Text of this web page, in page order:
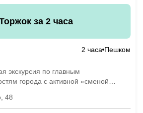
за 2 часа
2 часа Пешком
экскурсия по главным
города с активной «сменой
48